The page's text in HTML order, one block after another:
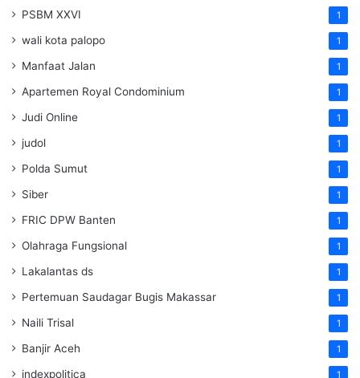
PSBM XXVI 1
wali kota palopo 1
Manfaat Jalan 1
Apartemen Royal Condominium 1
Judi Online 1
judol 1
Polda Sumut 1
Siber 1
FRIC DPW Banten 1
Olahraga Fungsional 1
Lakalantas ds 1
Pertemuan Saudagar Bugis Makassar 1
Naili Trisal 1
Banjir Aceh 1
indexpolitica 1